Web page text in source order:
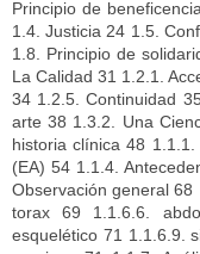
Principio de
1.4. Justicia 24 1.5.
1.8. Principio de
La Calidad 31 1.2.1.
34 1.2.5. Continuidad
arte 38 1.3.2. Una
historia clínica 48
(EA) 54 1.1.4.
Observación general
torax 69 1.1.6.6.
esquelético 71 1.1.6.9.